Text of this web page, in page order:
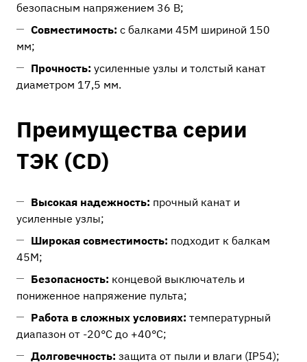
безопасным напряжением 36 В;
Совместимость: с балками 45М шириной 150
мм;
Прочность: усиленные узлы и толстый канат
диаметром 17,5 мм.
Преимущества серии
ТЭК (CD)
Высокая надежность: прочный канат и
усиленные узлы;
Широкая совместимость: подходит к балкам
45М;
Безопасность: концевой выключатель и
пониженное напряжение пульта;
Работа в сложных условиях: температурный
диапазон от -20°C до +40°C;
Долговечность: защита от пыли и влаги (IP54);